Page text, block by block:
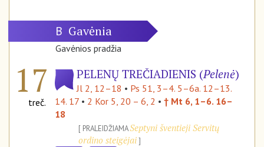
B Gavėnia
Gavėnios pradžia
17
treč.
PELENŲ TREČIADIENIS (Pelenė)
Jl 2, 12–18 • Ps 51, 3–4. 5–6a. 12–13.
14. 17 • 2 Kor 5, 20 – 6, 2 • † Mt 6, 1–6. 16–
18
PRALEIDŽIAMASeptyni šventieji Servitų
ordino steigėjai